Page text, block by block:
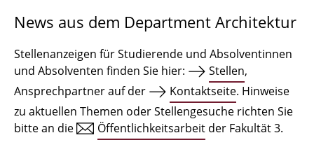
Institute
Einrichtungen
Zeichensäle
News aus dem Department Architektur
Stellenanzeigen für Studierende und Absolventinnen
und Absolventen finden Sie hier:
Stellen,
Ansprechpartner auf der
Kontaktseite. Hinweise
zu aktuellen Themen oder Stellengesuche richten Sie
bitte an die
Öffentlichkeitsarbeit der Fakultät 3.